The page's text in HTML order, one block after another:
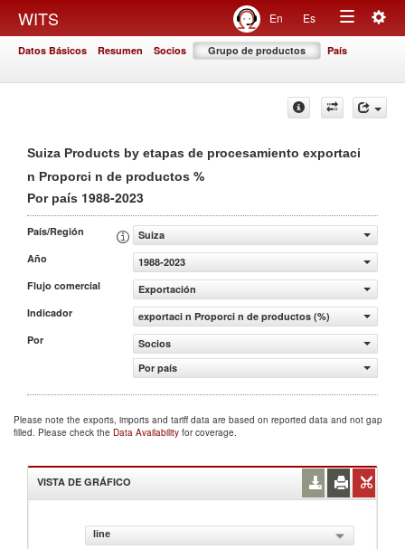
WITS En Es
Toggle
Datos Básicos Resumen Socios Grupo de productos País
Suiza Products by etapas de procesamiento exportaci
n Proporci n de productos %
Por país 1988-2023
País/Región
Suiza
Año
1988-2023
Flujo comercial
Exportación
Indicador
exportaci n Proporci n de productos (%)
Por
Socios
Por país
Please note the exports, imports and tariff data are based on reported data and not gap
filled. Please check the Data Availability for coverage.
VISTA DE GRÁFICO
line